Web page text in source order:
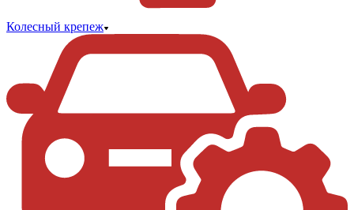
Колесный крепеж